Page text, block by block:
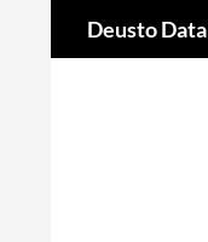
Deusto Data